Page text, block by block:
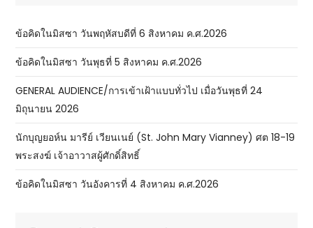
ข้อคิดในมิสซา วันพฤหัสบดีที่ 6 สิงหาคม ค.ศ.2026
ข้อคิดในมิสซา วันพุธที่ 5 สิงหาคม ค.ศ.2026
GENERAL AUDIENCE/การเข้าเฝ้าแบบทั่วไป เมื่อวันพุธที่ 24
มิถุนายน 2026
นักบุญยอห์น มารีย์ เวียนเนย์ (St. John Mary Vianney) ศต 18-19
พระสงฆ์ เจ้าอาวาสผู้ศักดิ์สิทธิ์
ข้อคิดในมิสซา วันอังคารที่ 4 สิงหาคม ค.ศ.2026